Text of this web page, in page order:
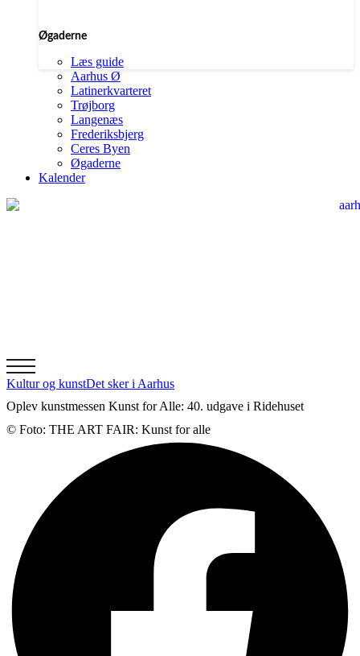
Øgaderne
Læs guide
Aarhus Ø
Latinerkvarteret
Trøjborg
Langenæs
Frederiksbjerg
Ceres Byen
Øgaderne
Kalender
Kultur og kunstDet sker i Aarhus
Oplev kunstmessen Kunst for Alle: 40. udgave i Ridehuset
© Foto: THE ART FAIR: Kunst for alle